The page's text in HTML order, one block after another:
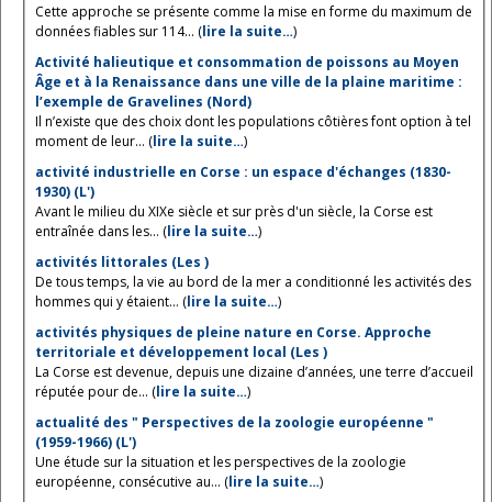
Cette approche se présente comme la mise en forme du maximum de
données fiables sur 114... (lire la suite…)
Activité halieutique et consommation de poissons au Moyen
Âge et à la Renaissance dans une ville de la plaine maritime :
l’exemple de Gravelines (Nord)
Il n’existe que des choix dont les populations côtières font option à tel
moment de leur... (lire la suite…)
activité industrielle en Corse : un espace d'échanges (1830-
1930) (L')
Avant le milieu du XIXe siècle et sur près d'un siècle, la Corse est
entraînée dans les... (lire la suite…)
activités littorales (Les )
De tous temps, la vie au bord de la mer a conditionné les activités des
hommes qui y étaient... (lire la suite…)
activités physiques de pleine nature en Corse. Approche
territoriale et développement local (Les )
La Corse est devenue, depuis une dizaine d’années, une terre d’accueil
réputée pour de... (lire la suite…)
actualité des " Perspectives de la zoologie européenne "
(1959-1966) (L')
Une étude sur la situation et les perspectives de la zoologie
européenne, consécutive au... (lire la suite…)